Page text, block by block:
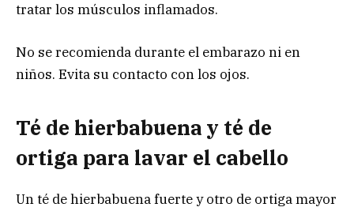
tratar los músculos inflamados.
No se recomienda durante el embarazo ni en
niños. Evita su contacto con los ojos.
Té de hierbabuena y té de
ortiga para lavar el cabello
Un té de hierbabuena fuerte y otro de ortiga mayor